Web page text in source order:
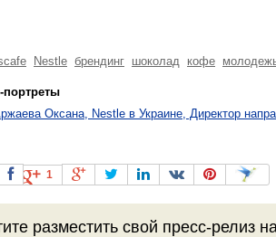
Nestle брендинг шоколад кофе
портреты
Оксана, Nestle в Украине, Директор
1
разместить свой пресс-релиз